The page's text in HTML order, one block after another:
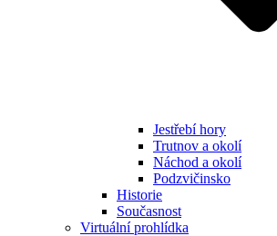
Jestřebí hory
Trutnov a okolí
Náchod a okolí
Podzvičinsko
Historie
Současnost
Virtuální prohlídka